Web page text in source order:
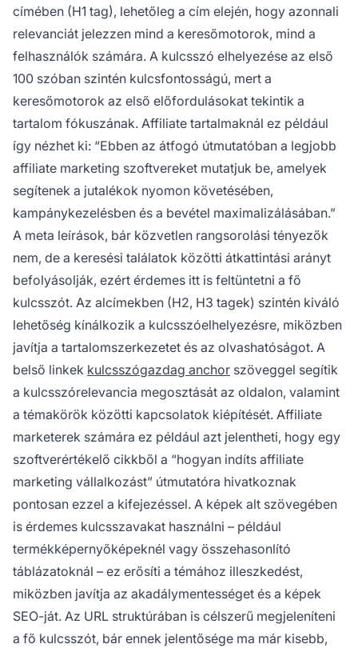
címében (H1 tag), lehetőleg a cím elején, hogy azonnali
relevanciát jelezzen mind a keresőmotorok, mind a
felhasználók számára. A kulcsszó elhelyezése az első
100 szóban szintén kulcsfontosságú, mert a
keresőmotorok az első előfordulásokat tekintik a
tartalom fókuszának. Affiliate tartalmaknál ez például
így nézhet ki: “Ebben az átfogó útmutatóban a legjobb
affiliate marketing szoftvereket mutatjuk be, amelyek
segítenek a jutalékok nyomon követésében,
kampánykezelésben és a bevétel maximalizálásában.”
A meta leírások, bár közvetlen rangsorolási tényezők
nem, de a keresési találatok közötti átkattintási arányt
befolyásolják, ezért érdemes itt is feltüntetni a fő
kulcsszót. Az alcímekben (H2, H3 tagek) szintén kiváló
lehetőség kínálkozik a kulcsszóelhelyezésre, miközben
javítja a tartalomszerkezetet és az olvashatóságot. A
belső linkek kulcsszógazdag anchor szöveggel segítik
a kulcsszórelevancia megosztását az oldalon, valamint
a témakörök közötti kapcsolatok kiépítését. Affiliate
marketerek számára ez például azt jelentheti, hogy egy
szoftverértékelő cikkből a “hogyan indíts affiliate
marketing vállalkozást” útmutatóra hivatkoznak
pontosan ezzel a kifejezéssel. A képek alt szövegében
is érdemes kulcsszavakat használni – például
termékképernyőképeknél vagy összehasonlító
táblázatoknál – ez erősíti a témához illeszkedést,
miközben javítja az akadálymentességet és a képek
SEO-ját. Az URL struktúrában is célszerű megjeleníteni
a fő kulcsszót, bár ennek jelentősége ma már kisebb,